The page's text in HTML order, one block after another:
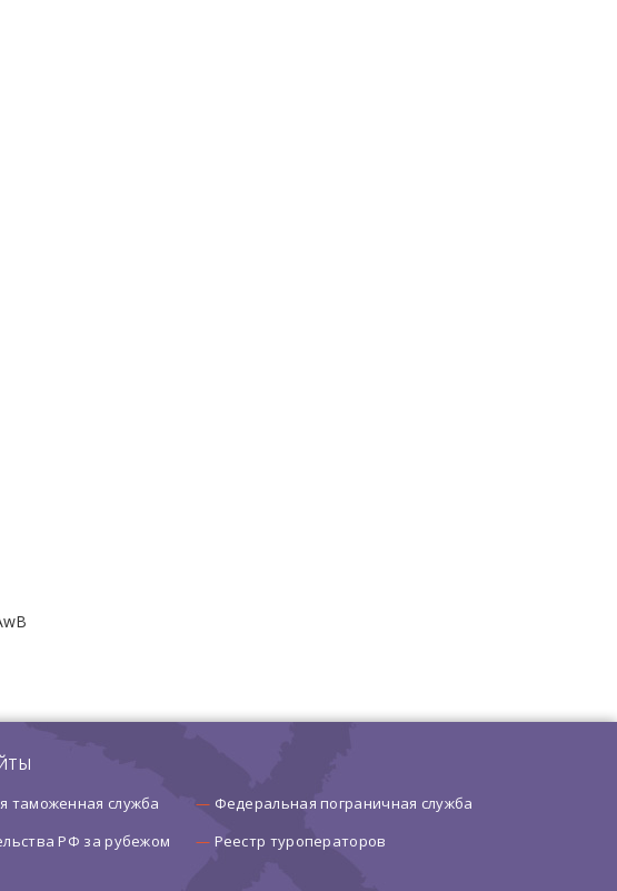
таможенная служба
Федеральная пограничная служба
РФ за рубежом
Реестр туроператоров